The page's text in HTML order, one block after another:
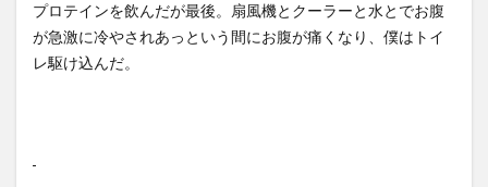
プロテインを飲んだが最後。扇風機とクーラーと水とでお腹
が急激に冷やされあっという間にお腹が痛くなり、僕はトイ
レ駆け込んだ。